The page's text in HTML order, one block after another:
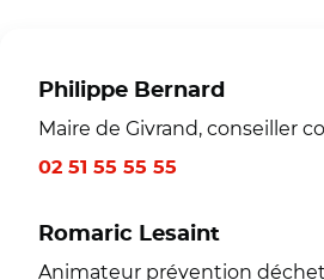
Philippe Bernard
Maire de Givrand, conseiller
02 51 55 55 55
Romaric Lesaint
Animateur prévention